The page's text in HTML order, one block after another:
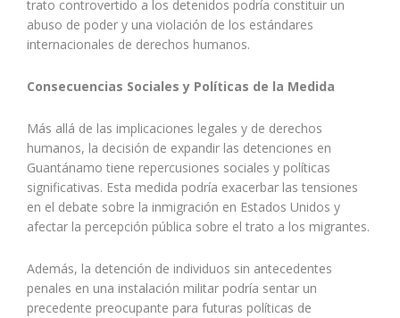
trato controvertido a los detenidos podría constituir un
abuso de poder y una violación de los estándares
internacionales de derechos humanos.
Consecuencias Sociales y Políticas de la Medida
Más allá de las implicaciones legales y de derechos
humanos, la decisión de expandir las detenciones en
Guantánamo tiene repercusiones sociales y políticas
significativas. Esta medida podría exacerbar las tensiones
en el debate sobre la inmigración en Estados Unidos y
afectar la percepción pública sobre el trato a los migrantes.
Además, la detención de individuos sin antecedentes
penales en una instalación militar podría sentar un
precedente preocupante para futuras políticas de